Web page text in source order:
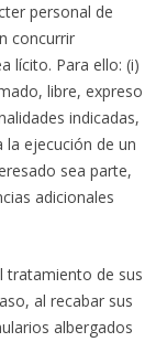
personal de
concurrir
lícito. Para ello: (i)
libre, expreso
indicadas,
ejecución de un
sea parte,
adicionales
tratamiento de sus
al recabar sus
albergados